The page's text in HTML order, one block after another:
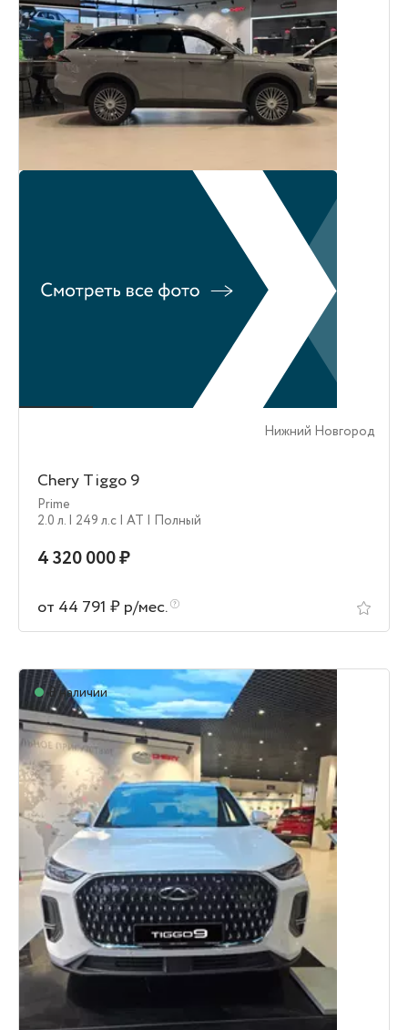
Нижний Новгород
Chery Tiggo 9
Prime
2.0 л. | 249 л.c | AT | Полный
4 320 000 ₽
от 44 791 ₽ р/мес.
В наличии